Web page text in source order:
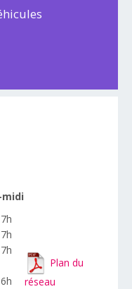
Plan du
réseau